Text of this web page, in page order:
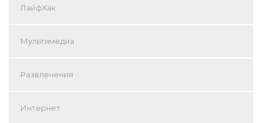
ЛайфХак
Мультимедиа
Развлечения
Интернет